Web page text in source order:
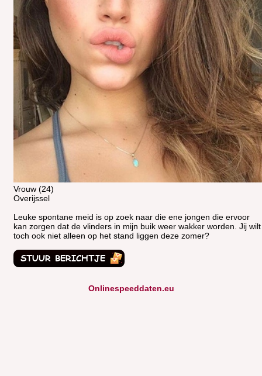
Vrouw (24)
Overijssel
Leuke spontane meid is op zoek naar die ene jongen die ervoor
kan zorgen dat de vlinders in mijn buik weer wakker worden. Jij wilt
toch ook niet alleen op het stand liggen deze zomer?
Onlinespeeddaten.eu